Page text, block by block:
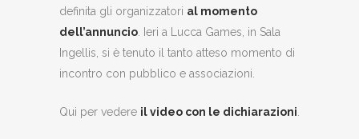
definita gli organizzatori al momento
dell’annuncio . Ieri a Lucca Games, in Sala
Ingellis, si è tenuto il tanto atteso momento di
incontro con pubblico e associazioni.
Qui per vedere il video con le dichiarazioni